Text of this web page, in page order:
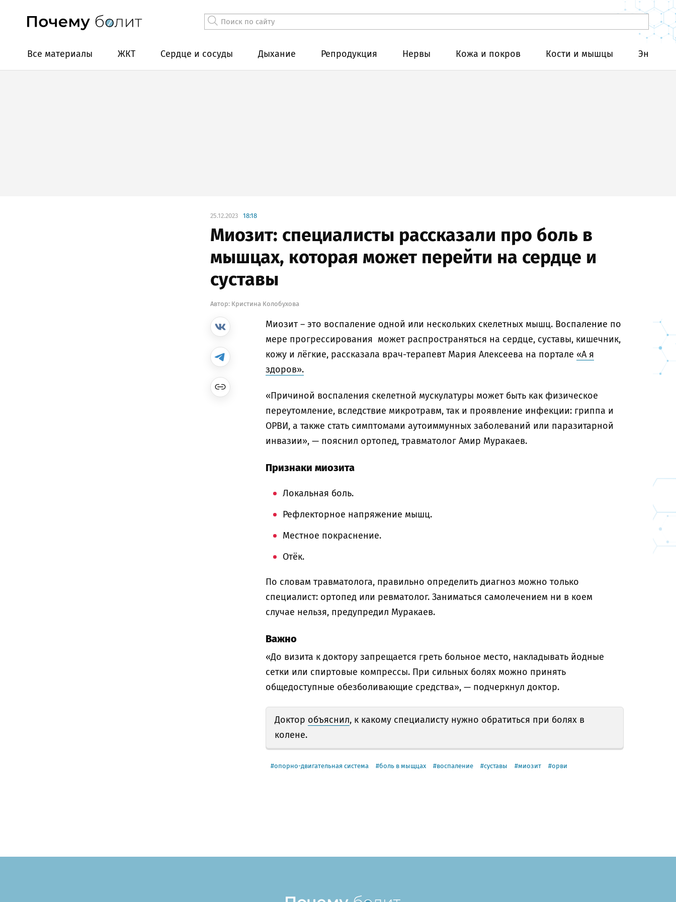
Все материалы ЖКТ Сердце и сосуды Дыхание Репродукция Нервы Кожа и покров Кости и мышцы
25.12.2023 18:18
Миозит: специалисты рассказали про боль в
мышцах, которая может перейти на сердце и
суставы
Автор: Кристина Колобухова
Миозит – это воспаление одной или нескольких скелетных мышц. Воспаление по
мере прогрессирования может распространяться на сердце, суставы, кишечник,
кожу и лёгкие, рассказала врач-терапевт Мария Алексеева на портале «А я
здоров».
«Причиной воспаления скелетной мускулатуры может быть как физическое
переутомление, вследствие микротравм, так и проявление инфекции: гриппа и
ОРВИ, а также стать симптомами аутоиммунных заболеваний или паразитарной
инвазии», — пояснил ортопед, травматолог Амир Муракаев.
Признаки миозита
Локальная боль.
Рефлекторное напряжение мышц.
Местное покраснение.
Отёк.
По словам травматолога, правильно определить диагноз можно только
специалист: ортопед или ревматолог. Заниматься самолечением ни в коем
случае нельзя, предупредил Муракаев.
Важно
«До визита к доктору запрещается греть больное место, накладывать йодные
сетки или спиртовые компрессы. При сильных болях можно принять
общедоступные обезболивающие средства», — подчеркнул доктор.
Доктор объяснил, к какому специалисту нужно обратиться при болях в
колене.
опорно-двигательная система боль в мыщцах воспаление суставы миозит орви